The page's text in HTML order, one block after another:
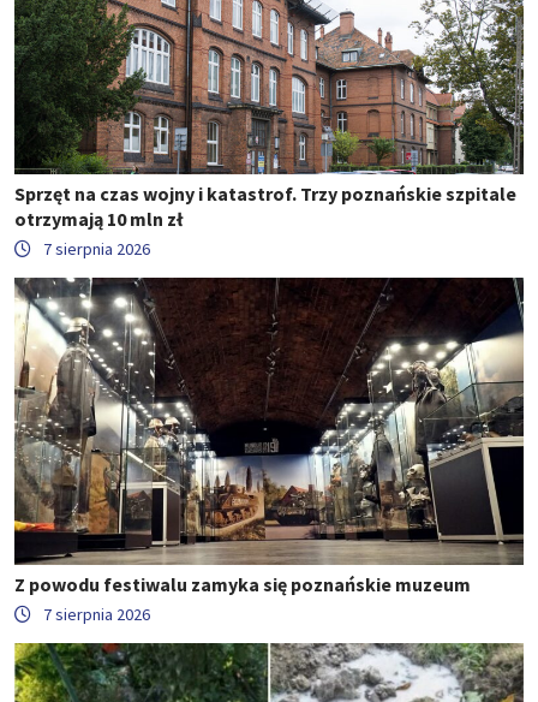
Sprzęt na czas wojny i katastrof. Trzy poznańskie szpitale
otrzymają 10 mln zł
7 sierpnia 2026
Z powodu festiwalu zamyka się poznańskie muzeum
7 sierpnia 2026